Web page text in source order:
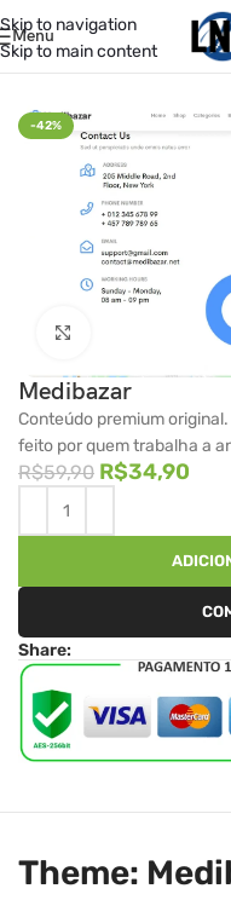
Skip to navigation
Skip to main content
Menu
Início/Temas/ThemeForest
-42%
Clique para ampliar
Medibazar
Conteúdo premium
feito por quem trabalha a
R$59,90 R$34,90
Share:
Theme: